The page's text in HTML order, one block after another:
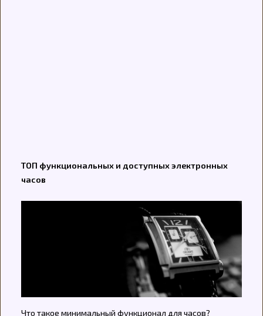
ТОП функциональных и доступных электронных
часов
Что такое минимальный функционал для часов?